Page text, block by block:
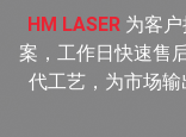
HM LASER 为客
案，工作日快速售
代工艺，为市场